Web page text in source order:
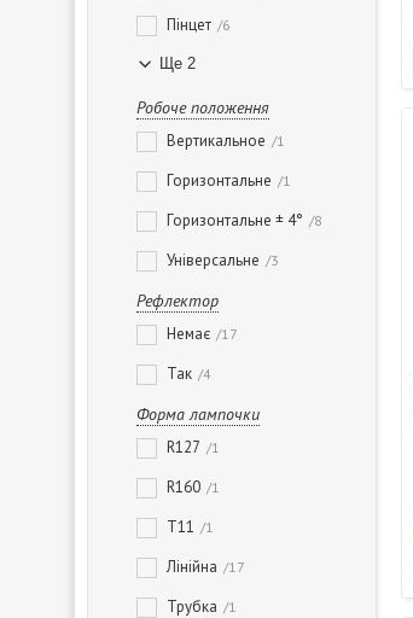
Пінцет 6
Ще 2
Робоче положення
Вертикальное 1
Горизонтальне 1
Горизонтальне ± 4° 8
Універсальне 3
Рефлектор
Немає 17
Так 4
Форма лампочки
R127 1
R160 1
T11 1
Лінійна 17
Трубка 1